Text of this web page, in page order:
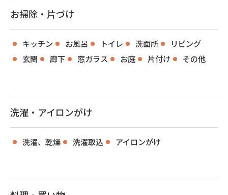
お掃除・片づけ
キッチン お風呂 トイレ 洗面所
リビング
玄関
廊下 窓ガラス お庭 片付け その他
洗濯・アイロンがけ
洗濯、乾燥 洗濯取込 アイロンがけ